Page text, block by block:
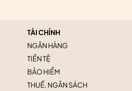
TÀI CHÍNH
NGÂN HÀNG
TIỀN TỆ
BẢO HIỂM
THUẾ, NGÂN SÁCH